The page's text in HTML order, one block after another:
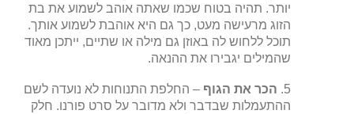
יותר. תהיה בטוח שכמו שאתה אוהב לשמוע את בת
הזוג מרעישה מעט, כך גם היא אוהבת לשמוע אותך.
תוכל ללחוש לה באוזן גם מילה או שתיים, ייתכן מאוד
שהמילים יגבירו את ההנאה.
5. הכר את הגוף – החלפת התנוחות לא נועדה לשם
ההתעמלות שבדבר ולא מדובר על סרט פורנו. חלק